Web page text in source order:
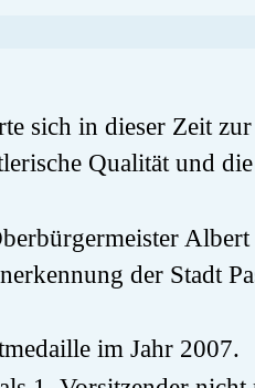
sich in dieser Zeit
Qualität und
der Stadt
im Jahr 2007.